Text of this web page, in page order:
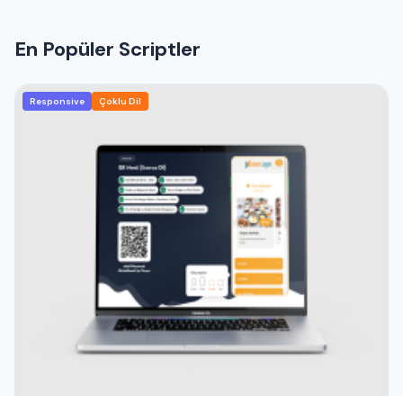
En Popüler Scriptler
Responsive Çoklu Dil